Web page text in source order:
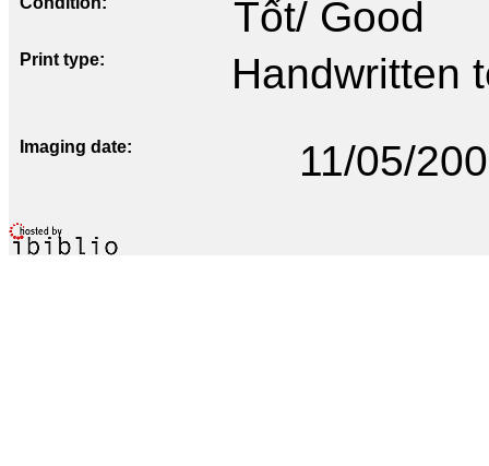
Tốt/ Good
Print type Handwritten
Imaging date 11/05/